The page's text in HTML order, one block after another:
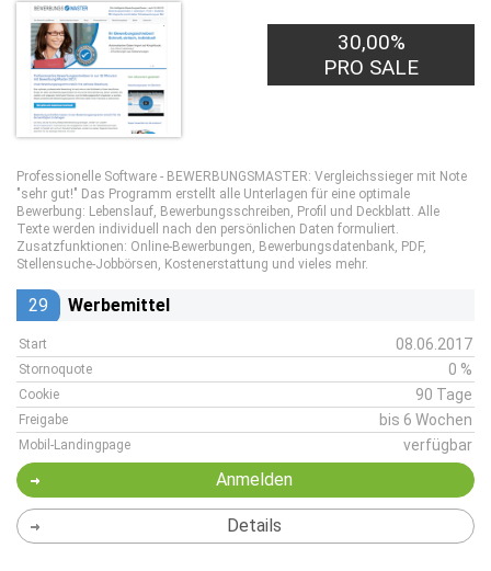
30,00%
PRO SALE
Professionelle Software - BEWERBUNGSMASTER: Vergleichssieger mit Note
"sehr gut!" Das Programm erstellt alle Unterlagen für eine optimale
Bewerbung: Lebenslauf, Bewerbungsschreiben, Profil und Deckblatt. Alle
Texte werden individuell nach den persönlichen Daten formuliert.
Zusatzfunktionen: Online-Bewerbungen, Bewerbungsdatenbank, PDF,
Stellensuche-Jobbörsen, Kostenerstattung und vieles mehr.
29 Werbemittel
Start 08.06.2017
Stornoquote 0 %
Cookie 90 Tage
Freigabe bis 6 Wochen
Mobil-Landingpage verfügbar
Anmelden
Details